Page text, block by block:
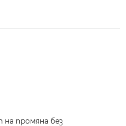
промяна без